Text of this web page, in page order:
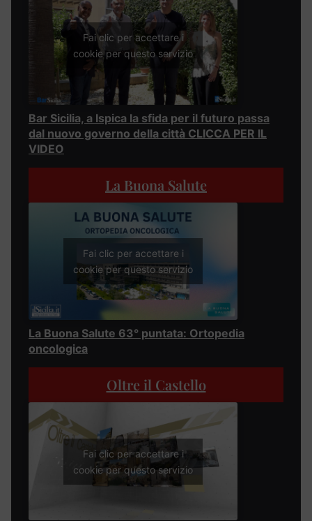
Fai clic per accettare i
cookie per questo servizio
Bar Sicilia, a Ispica la sfida per il futuro passa
dal nuovo governo della città CLICCA PER IL
VIDEO
La Buona Salute
Fai clic per accettare i
cookie per questo servizio
La Buona Salute 63° puntata: Ortopedia
oncologica
Oltre il Castello
Fai clic per accettare i
cookie per questo servizio